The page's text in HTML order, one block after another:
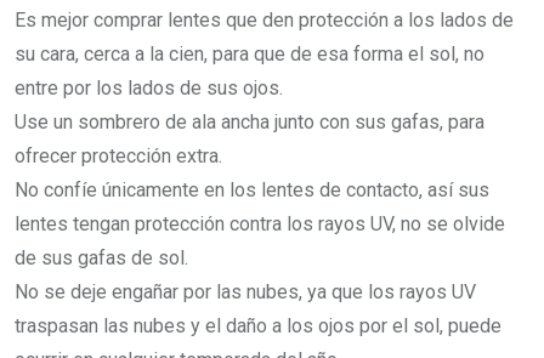
Es mejor comprar lentes que den protección a los lados de
su cara, cerca a la cien, para que de esa forma el sol, no
entre por los lados de sus ojos.
Use un sombrero de ala ancha junto con sus gafas, para
ofrecer protección extra.
No confíe únicamente en los lentes de contacto, así sus
lentes tengan protección contra los rayos UV, no se olvide
de sus gafas de sol.
No se deje engañar por las nubes, ya que los rayos UV
traspasan las nubes y el daño a los ojos por el sol, puede